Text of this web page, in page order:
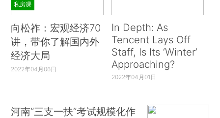
私房课
向松祚：宏观经济70
讲，带你了解国内外
经济大局
2022年04月06日
In Depth: As
Tencent Lays Off
Staff, Is Its ‘Winter’
Approaching?
2022年04月01日
河南“三支一扶”考试规模化作